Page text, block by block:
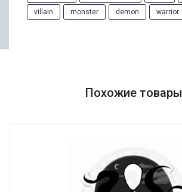
villain
monster demon warrior
Похожие товары